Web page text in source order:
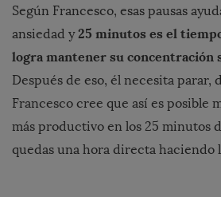
Según Francesco, esas pausas
ansiedad y25 minutos es el
logra mantener su concentración
Después de eso, él necesita parar,
Francesco cree que así es posible
más productivo en los 25 minutos
quedas una hora directa haciendo